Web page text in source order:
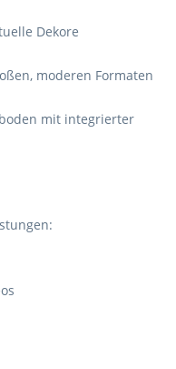
Dekore
moderen Formaten
mit integrierter